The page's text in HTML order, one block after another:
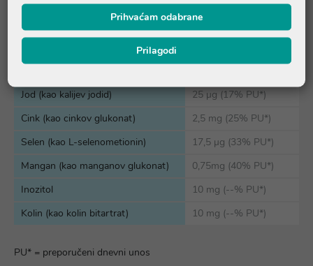
Vitamin B12 (kao cijanokobalamin)
Biotin (kao D-biotin)
32,5 µg (66% PU*)
Pantotenska kiselina (kao
Jod (kao kalijev jodid)
25 µg (17% PU*)
Cink (kao cinkov glukonat)
2,5 mg (25% PU*)
Selen (kao L-selenometionin)
17,5 µg (33% PU*)
Mangan (kao manganov glukonat)
0,75mg (40% PU*)
Inozitol
10 mg (--% PU*)
Kolin (kao kolin bitartrat)
10 mg (--% PU*)
PU* = preporučeni dnevni unos
Prihvaćam odabrane
Prilagodi